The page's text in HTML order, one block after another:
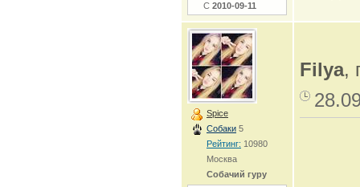
С 2010-09-11
Spice
Собаки 5
Рейтинг: 10980
Москва
Собачий гуру
Filya,